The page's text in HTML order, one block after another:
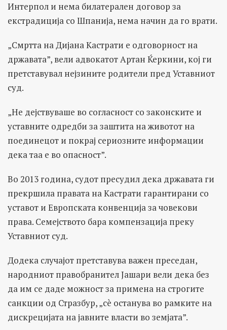
Интерпол и нема билатерален договор за
екстрадиција со Шпанија, нема начин да го врати.
„Смртта на Дијана Кастрати е одговорност на
државата”, вели адвокатот Артан Ќеркини, кој ги
претставувал нејзините родители пред Уставниот
суд.
„Не дејствуваше во согласност со законските и
уставните одредби за заштита на животот на
поединецот и покрај сериозните информации
дека таа е во опасност”.
Во 2013 година, судот пресудил дека државата ги
прекршила правата на Кастрати гарантирани со
уставот и Европската конвенција за човекови
права. Семејството бара компензација преку
Уставниот суд.
Додека случајот претставува важен преседан,
народниот правобранител Јашари вели дека без
да им се даде можност за примена на строгите
санкции од Стразбур, „сè останува во рамките на
дискрецијата на јавните власти во земјата”.